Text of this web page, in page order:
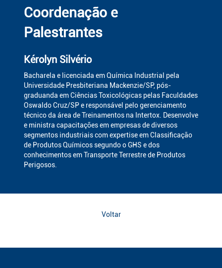
Coordenação e
Palestrantes
Kérolyn Silvério
Bacharela e licenciada em Química Industrial pela
Universidade Presbiteriana Mackenzie/SP, pós-
graduanda em Ciências Toxicológicas pelas Faculdades
Oswaldo Cruz/SP e responsável pelo gerenciamento
técnico da área de Treinamentos na Intertox. Desenvolve
e ministra capacitações em empresas de diversos
segmentos industriais com expertise em Classificação
de Produtos Químicos segundo o GHS e dos
conhecimentos em Transporte Terrestre de Produtos
Perigosos.
Voltar